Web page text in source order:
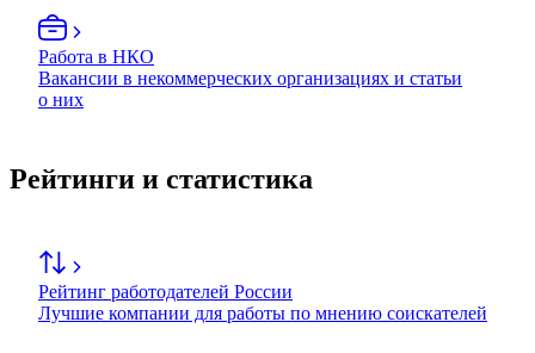
Работа в НКО
Вакансии в некоммерческих организациях и статьи
о них
Рейтинги и статистика
Рейтинг работодателей России
Лучшие компании для работы по мнению соискателей